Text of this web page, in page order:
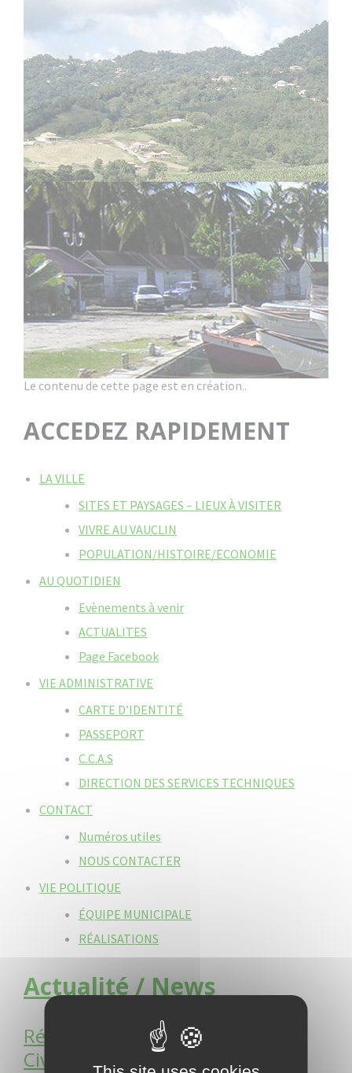
Le contenu de cette page est en création..
ACCEDEZ RAPIDEMENT
LA VILLE
SITES ET PAYSAGES – LIEUX À VISITER
VIVRE AU VAUCLIN
POPULATION/HISTOIRE/ECONOMIE
AU QUOTIDIEN
Evènements à venir
ACTUALITES
Page Facebook
VIE ADMINISTRATIVE
CARTE D’IDENTITÉ
PASSEPORT
C.C.A.S
DIRECTION DES SERVICES TECHNIQUES
CONTACT
Numéros utiles
NOUS CONTACTER
VIE POLITIQUE
ÉQUIPE MUNICIPALE
RÉALISATIONS
Actualité / News
Réserve Communale de Sécurité
Civile : Pré-recrutement des